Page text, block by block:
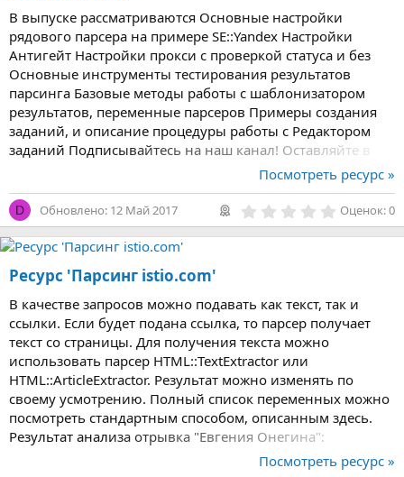
з
д
В выпуске рассматриваются Основные настройки
рядового парсера на примере SE::Yandex Настройки
Антигейт Настройки прокси с проверкой статуса и без
Основные инструменты тестирования результатов
парсинга Базовые методы работы с шаблонизатором
результатов, переменные парсеров Примеры создания
заданий, и описание процедуры работы с Редактором
заданий Подписывайтесь на наш канал! Оставляйте в
комментариях свои идеи и пожелания для будущих
Посмотреть ресурс »
D Обновлено: 12 Май 2017 0
,
0
з
д
Оценок: 0
Ресурс 'Парсинг istio.com'
В качестве запросов можно подавать как текст, так и
ссылки. Если будет подана ссылка, то парсер получает
текст со страницы. Для получения текста можно
использовать парсер HTML::TextExtractor или
HTML::ArticleExtractor. Результат можно изменять по
своему усмотрению. Полный список переменных можно
посмотреть стандартным способом, описанным здесь.
Результат анализа отрывка "Евгения Онегина":
Посмотреть ресурс »